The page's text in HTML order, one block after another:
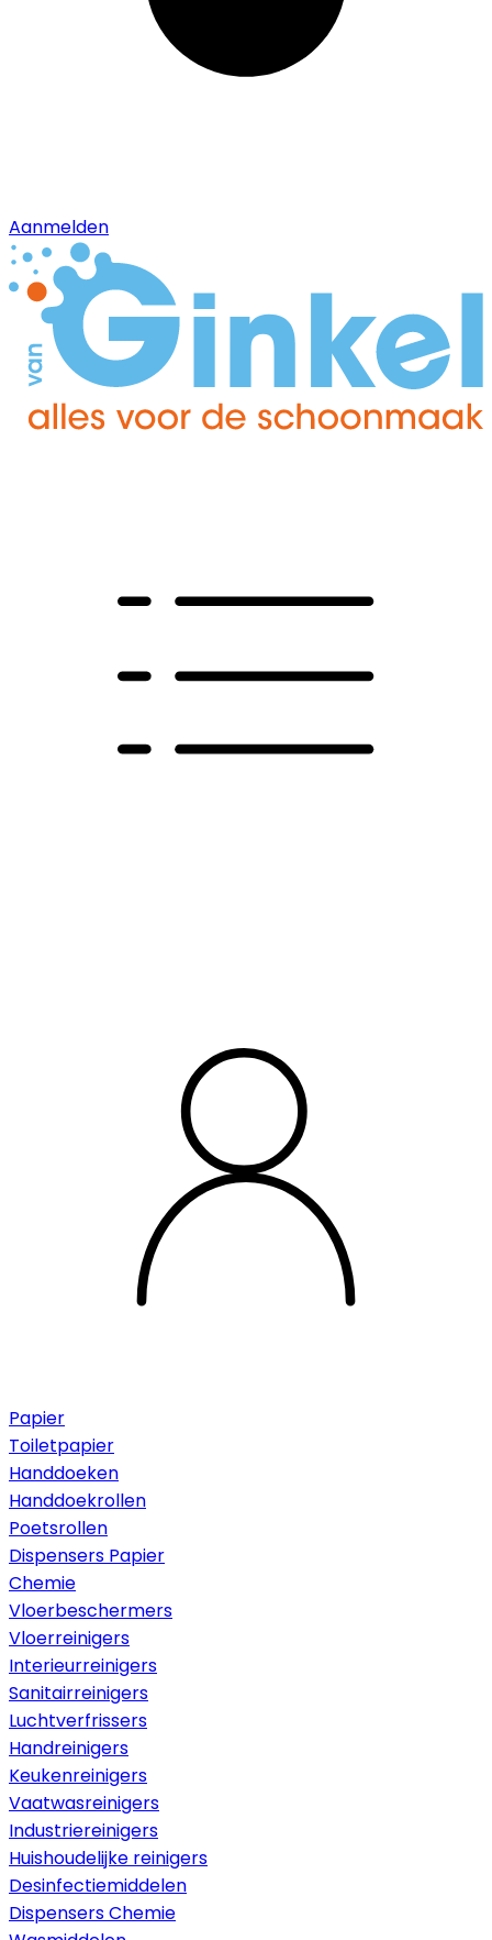
Aanmelden
Papier
Toiletpapier
Handdoeken
Handdoekrollen
Poetsrollen
Dispensers Papier
Chemie
Vloerbeschermers
Vloerreinigers
Interieurreinigers
Sanitairreinigers
Luchtverfrissers
Handreinigers
Keukenreinigers
Vaatwasreinigers
Industriereinigers
Huishoudelijke reinigers
Desinfectiemiddelen
Dispensers Chemie